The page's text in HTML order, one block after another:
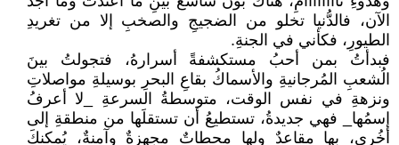
الآن، فالدُّنيا تخلو من الضجيجِ والصخبِ إلا من تغريدِ
الطيورِ، فكأني في الجنةِ.
فبدأتُ بمن أحبُ مستكشفةً أسرارهُ، فتجولتُ بينَ
الُشعبِ المُرجانيةِ والأسماكُ بقاعِ البحرِ بوسيلةِ مواصلاتِ
ونزهةِ في نفس الوقت، متوسطةُ السرعةِ _لا أعرفُ
إسمُها_ فهي جديدةُ، تستطيعُ أن تستقلَها من منطقةِ إلى
أخُرى، بها مقاعدٌ ولها محطاتٌ مجهزةٌ وآمنةٌ، يُمكنكَ